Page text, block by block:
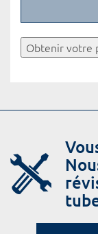
Obtenir votre